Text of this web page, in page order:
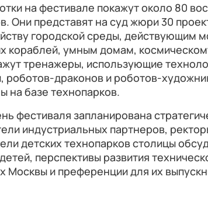
на фестивале покажут около 80
Они представят на суд жюри 30
городской среды, действующим
кораблей, умным домам,
тренажеры, использующие
роботов-драконов и роботов-
на базе технопарков.
фестиваля запланирована
индустриальных партнеров,
детских технопарков столицы
перспективы развития
Москвы и преференции для их